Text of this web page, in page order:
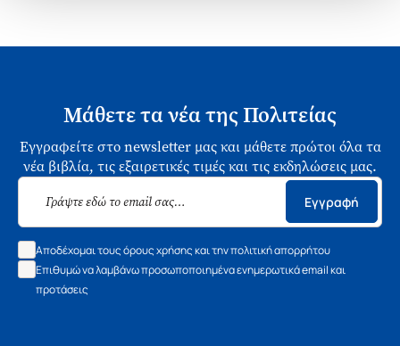
Μάθετε τα νέα της Πολιτείας
Εγγραφείτε στο newsletter μας και μάθετε πρώτοι όλα τα
νέα βιβλία, τις εξαιρετικές τιμές και τις εκδηλώσεις μας.
Εγγραφή
Αποδέχομαι τους όρους χρήσης και την πολιτική απορρήτου
Επιθυμώ να λαμβάνω προσωποποιημένα ενημερωτικά email και
προτάσεις